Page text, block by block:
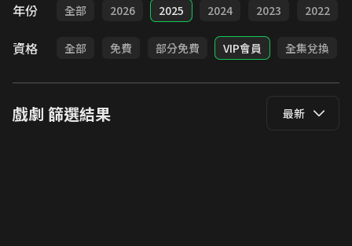
年份 全部 2026 2025 2024 2023 2022
資格 全部 免費 部分免費 VIP會員 全集兌換
戲劇 篩選結果 最新